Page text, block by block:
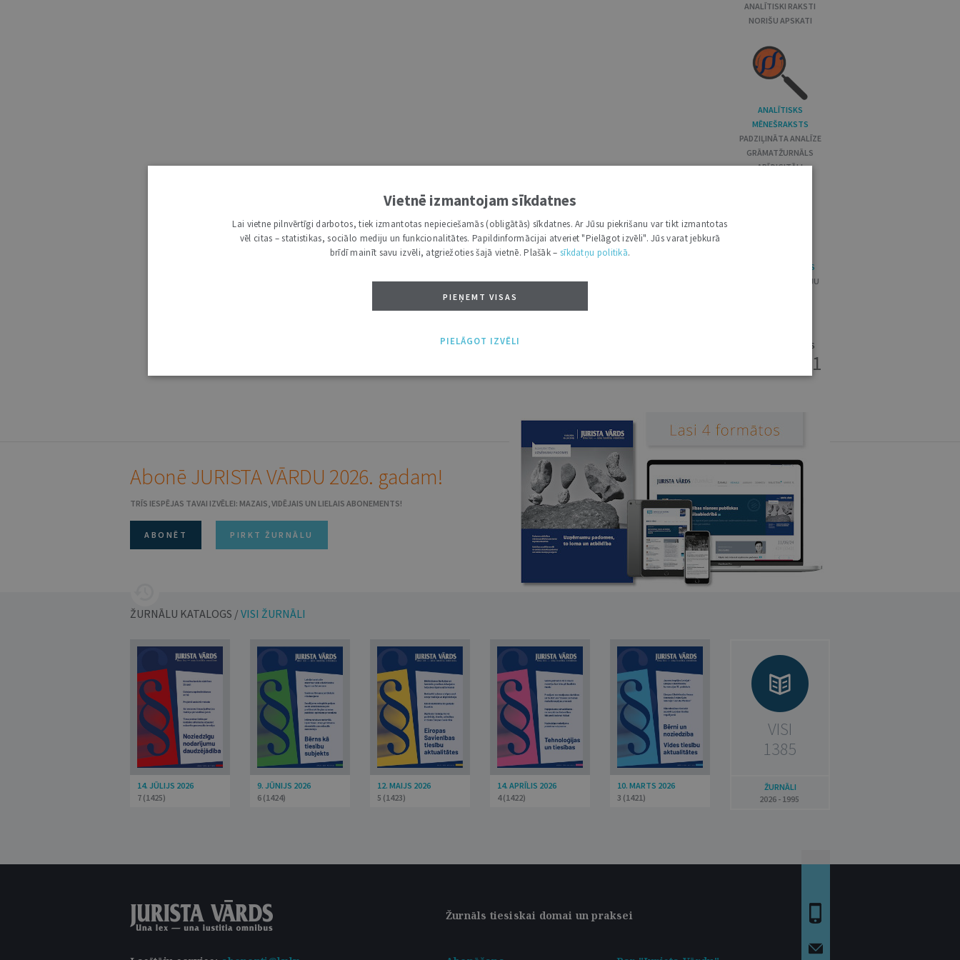
ANALĪTISKI RAKSTI
NORIŠU APSKATI
ANALĪTISKS
MĒNEŠRAKSTS
PADZIĻINĀTA ANALĪZE
GRĀMATŽURNĀLS
ARĪ DIGITĀLI
RAKSTU KRĀJUMS
20 000+ PUBLIKĀCIJU
LASĪTĀJU SERVISS
67311161
Abonē JURISTA VĀRDU 2026. gadam!
TRĪS IESPĒJAS TAVAI IZVĒLEI: MAZAIS, VIDĒJAIS UN LIELAIS ABONEMENTS!
ABONĒT PIRKT ŽURNĀLU
ŽURNĀLU KATALOGS / VISI ŽURNĀLI
14. JŪLIJS 2026
7 (1425)
9. JŪNIJS 2026
6 (1424)
12. MAIJS 2026
5 (1423)
14. APRĪLIS 2026
4 (1422)
10. MARTS 2026
3 (1421)
VISI
1385
ŽURNĀLI
2026 - 1995
Žurnāls tiesiskai domai un praksei
Vietnē izmantojam sīkdatnes
Lai vietne pilnvērtīgi darbotos, tiek izmantotas nepieciešamās (obligātās) sīkdatnes. Ar Jūsu piekrišanu var tikt izmantotas
vēl citas – statistikas, sociālo mediju un funkcionalitātes. Papildinformācijai atveriet "Pielāgot izvēli". Jūs varat jebkurā
brīdī mainīt savu izvēli, atgriežoties šajā vietnē. Plašāk – sīkdatņu politikā.
PIEŅEMT VISAS
PIELĀGOT IZVĒLI